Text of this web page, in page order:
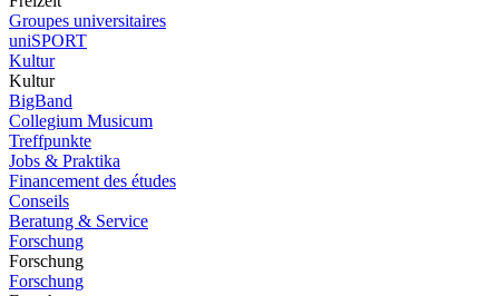
Groupes universitaires
uniSPORT
Kultur
Kultur
BigBand
Collegium Musicum
Treffpunkte
Jobs & Praktika
Financement des études
Conseils
Beratung & Service
Forschung
Forschung
Forschung